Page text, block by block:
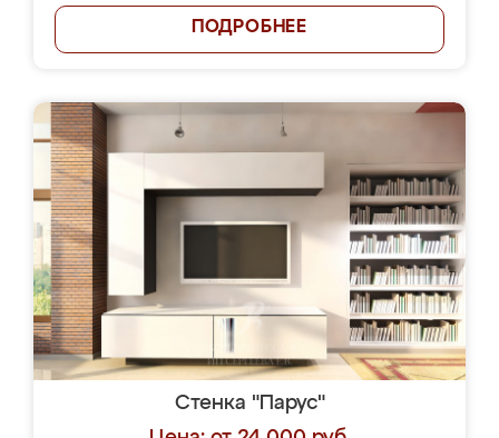
ПОДРОБНЕЕ
Стенка "Парус"